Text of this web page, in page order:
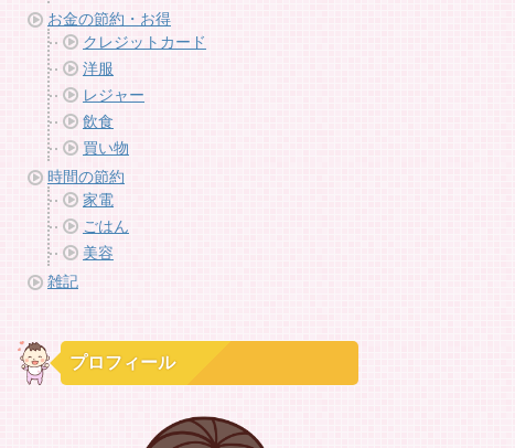
お金の節約・お得
クレジットカード
洋服
レジャー
飲食
買い物
時間の節約
家電
ごはん
美容
雑記
プロフィール